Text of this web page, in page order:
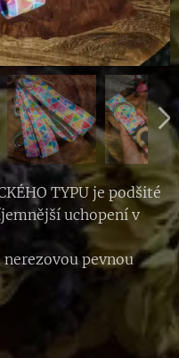
TYPU je podšité
uchopení v
pevnou